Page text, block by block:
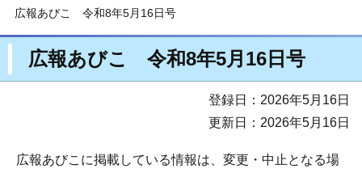
広報あびこ 令和8年5月16日号
広報あびこ 令和8年5月16日号
登録日：2026年5月16日
更新日：2026年5月16日
広報あびこに掲載している情報は、変更・中止となる場